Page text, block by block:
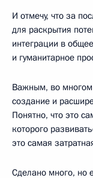
И отмечу, что за
для раскрытия
интеграции в
и гуманитарное
Важным, во
создание и
Понятно, что это
которого
это самая
Сделано много, но